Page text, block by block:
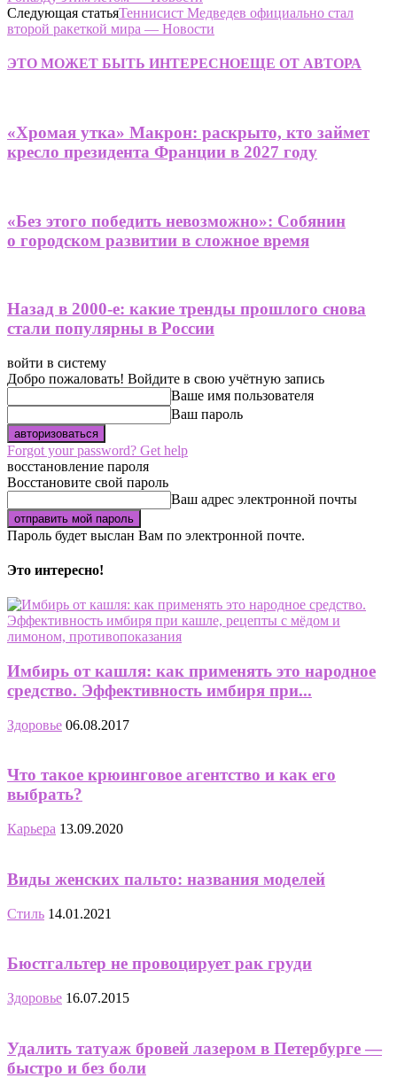
Следующая статьяТеннисист Медведев официально стал
второй ракеткой мира — Новости
ЭТО МОЖЕТ БЫТЬ ИНТЕРЕСНОЕЩЕ ОТ АВТОРА
«Хромая утка» Макрон: раскрыто, кто займет
кресло президента Франции в 2027 году
«Без этого победить невозможно»: Собянин
о городском развитии в сложное время
Назад в 2000-е: какие тренды прошлого снова
стали популярны в России
войти в систему
Добро пожаловать! Войдите в свою учётную запись
Ваше имя пользователя
Ваш пароль
Forgot your password? Get help
восстановление пароля
Восстановите свой пароль
Ваш адрес электронной почты
Пароль будет выслан Вам по электронной почте.
Это интересно!
Имбирь от кашля: как применять это народное
средство. Эффективность имбиря при...
Здоровье 06.08.2017
Что такое крюинговое агентство и как его
выбрать?
Карьера 13.09.2020
Виды женских пальто: названия моделей
Стиль 14.01.2021
Бюстгальтер не провоцирует рак груди
Здоровье 16.07.2015
Удалить татуаж бровей лазером в Петербурге —
быстро и без боли